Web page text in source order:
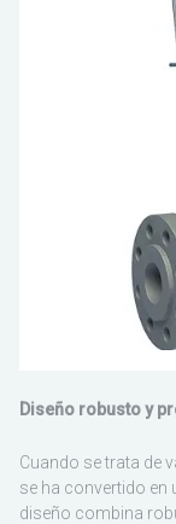
Diseño robusto y
Cuando se trata de
se ha convertido en
diseño combina